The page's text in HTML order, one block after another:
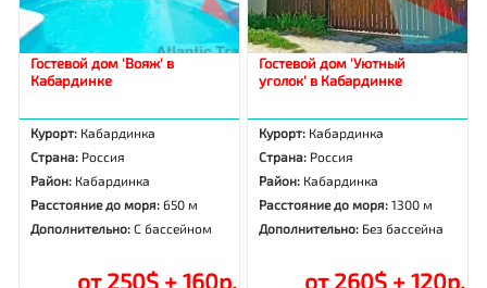
Гостевой дом 'Вояж' в
Кабардинке
Курорт: Кабардинка
Страна: Россия
Район: Кабардинка
Расстояние до моря:650 м
Дополнительно:С бассейном
от 250$ + 160р.
Гостевой дом 'Уютный
уголок' в Кабардинке
Курорт: Кабардинка
Страна: Россия
Район: Кабардинка
Расстояние до моря:1300 м
Дополнительно: Без бассейна
от 260$ + 120р.